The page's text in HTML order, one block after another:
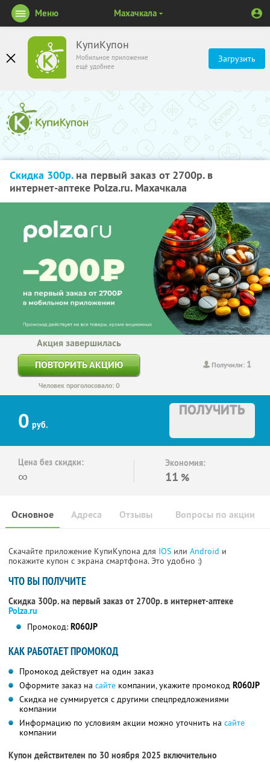
КупиКупон
Мобильное приложение
ещё удобнее
Загрузить
Меню Махачкала
Скидка 300р.на первый заказ от 2700р. в
интернет-аптеке Polza.ru. Махачкала
Получили: 1
Акция завершилась
ПОВТОРИТЬ АКЦИЮ
Человек проголосовало: 0
0 руб.
ПОЛУЧИТЬ
Цена без скидки:
∞
Экономия:
11 %
Основное Отзывы Вопросы по акции
Адреса
Скачайте приложение КупиКупона для IOS или Android и
покажите купон с экрана смартфона. Это удобно :)
ЧТО ВЫ ПОЛУЧИТЕ
Скидка 300р. на первый заказ от 2700р. в интернет-аптеке
Polza.ru
Промокод: R060JP
КАК РАБОТАЕТ ПРОМОКОД
Промокод действует на один заказ
Оформите заказ на сайте компании, укажите промокод R060JP
Скидка не суммируется с другими спецпредложениями
компании
Информацию по условиям акции можно уточнить на сайте
компании
Купон действителен по 30 ноября 2025 включительно